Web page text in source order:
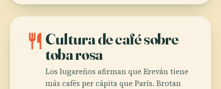
restaurant Cultura de café sobre
toba rosa
Los lugareños afirman que Ereván tiene
más cafés per cápita que París. Brotan